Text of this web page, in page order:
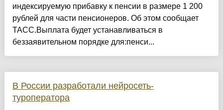
индексируемую прибавку к пенсии в размере 1 200
рублей для части пенсионеров. Об этом сообщает
ТАСС.Выплата будет устанавливаться в
беззаявительном порядке для:пенси...
В России разработали нейросеть-
туроператора